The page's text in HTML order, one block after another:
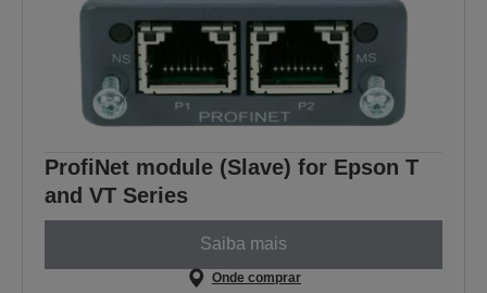
ProfiNet module (Slave) for Epson T
and VT Series
Saiba mais
Onde comprar